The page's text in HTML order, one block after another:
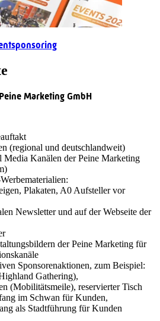
Marketing GmbH
(regional und deutschlandweit)
Media Kanälen der Peine Marketing
Plakaten, A0 Aufsteller vor
Newsletter und auf der Webseite der
der Peine Marketing für
Sponsorenaktionen, zum Beispiel:
Gathering),
(Mobilitätsmeile), reservierter Tisch
im Schwan für Kunden,
als Stadtführung für Kunden